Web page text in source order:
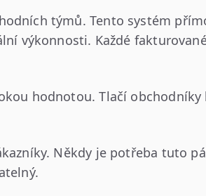
týmů. Tento systém
výkonnosti. Každé
hodnotou. Tlačí
Někdy je potřeba tuto